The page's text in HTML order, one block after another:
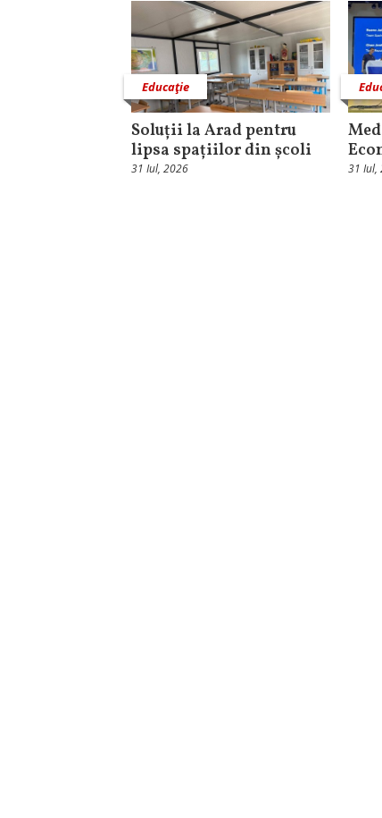
Educaţie
Soluții la Arad pentru
lipsa spațiilor din școli
31 Iul, 2026 31 Iul,